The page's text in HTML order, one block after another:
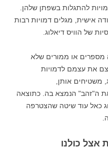
להתגלות בשפתן שלהן.
אישית, מגלים דמויות רבות
של הוויס דיאלוג.
מספרים או ממורים שלא
את עצמם לדמויות
משטיחים אותן,
ה"זהב" הנמצא בה. כתוצאה
כאל עוד שיטה שהצטרפה
אצל כולנו